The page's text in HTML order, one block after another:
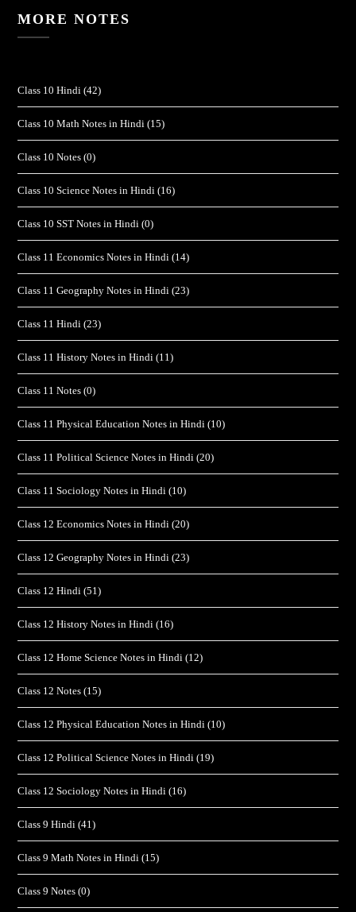
MORE NOTES
Class 10 Hindi (42)
Class 10 Math Notes in Hindi (15)
Class 10 Notes (0)
Class 10 Science Notes in Hindi (16)
Class 10 SST Notes in Hindi (0)
Class 11 Economics Notes in Hindi (14)
Class 11 Geography Notes in Hindi (23)
Class 11 Hindi (23)
Class 11 History Notes in Hindi (11)
Class 11 Notes (0)
Class 11 Physical Education Notes in Hindi (10)
Class 11 Political Science Notes in Hindi (20)
Class 11 Sociology Notes in Hindi (10)
Class 12 Economics Notes in Hindi (20)
Class 12 Geography Notes in Hindi (23)
Class 12 Hindi (51)
Class 12 History Notes in Hindi (16)
Class 12 Home Science Notes in Hindi (12)
Class 12 Notes (15)
Class 12 Physical Education Notes in Hindi (10)
Class 12 Political Science Notes in Hindi (19)
Class 12 Sociology Notes in Hindi (16)
Class 9 Hindi (41)
Class 9 Math Notes in Hindi (15)
Class 9 Notes (0)